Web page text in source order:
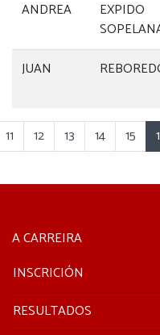
ANDREA
EXPIDO
JUAN
11 12 13 14 15
A CARREIRA
INSCRICIÓN
RESULTADOS